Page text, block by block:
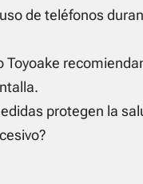
de teléfonos
protegen la